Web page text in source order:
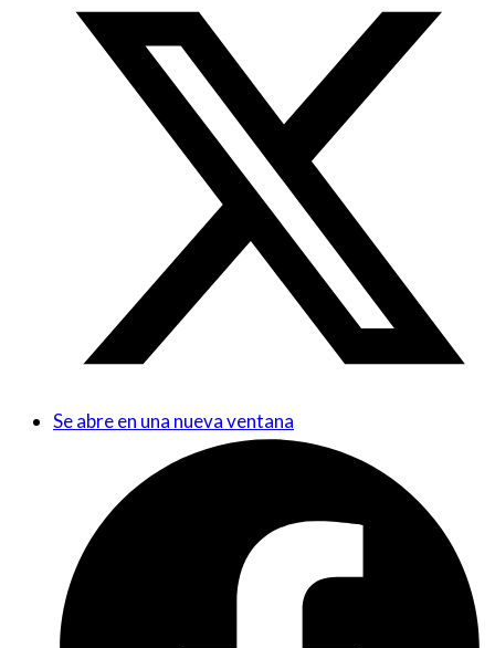
Se abre en una nueva ventana